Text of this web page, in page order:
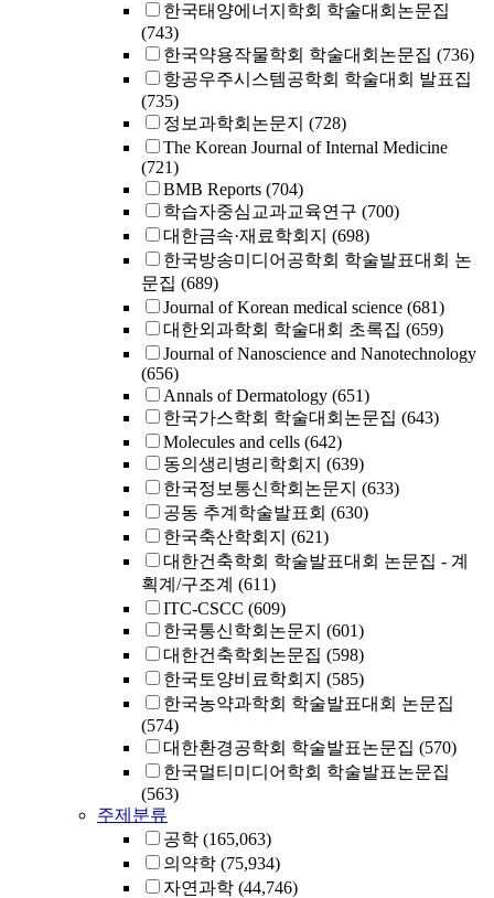
한국태양에너지학회 학술대회논문집
(743)
한국약용작물학회 학술대회논문집 (736)
항공우주시스템공학회 학술대회 발표집
(735)
정보과학회논문지 (728)
The Korean Journal of Internal Medicine
(721)
BMB Reports (704)
학습자중심교과교육연구 (700)
대한금속·재료학회지 (698)
한국방송미디어공학회 학술발표대회 논
문집 (689)
Journal of Korean medical science (681)
대한외과학회 학술대회 초록집 (659)
Journal of Nanoscience and Nanotechnology
(656)
Annals of Dermatology (651)
한국가스학회 학술대회논문집 (643)
Molecules and cells (642)
동의생리병리학회지 (639)
한국정보통신학회논문지 (633)
공동 추계학술발표회 (630)
한국축산학회지 (621)
대한건축학회 학술발표대회 논문집 - 계
획계/구조계 (611)
ITC-CSCC (609)
한국통신학회논문지 (601)
대한건축학회논문집 (598)
한국토양비료학회지 (585)
한국농약과학회 학술발표대회 논문집
(574)
대한환경공학회 학술발표논문집 (570)
한국멀티미디어학회 학술발표논문집
(563)
주제분류
공학 (165,063)
의약학 (75,934)
자연과학 (44,746)